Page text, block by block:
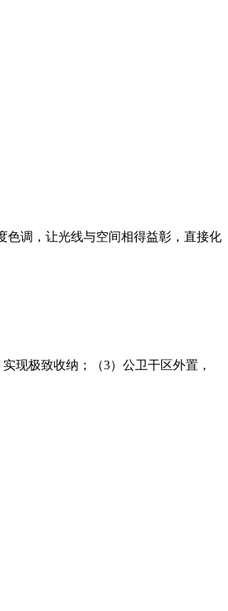
色调，让光线与空间相得益彰，直接化
现极致收纳；（3）公卫干区外置，